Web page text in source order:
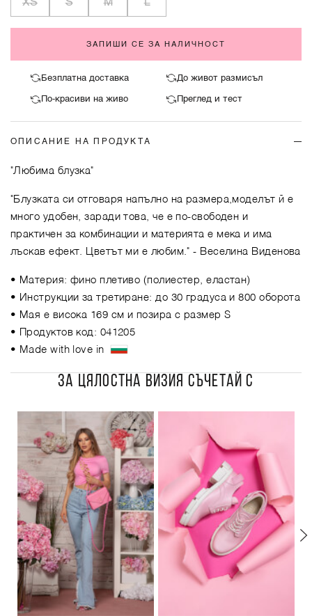
XS S M L
ЗАПИШИ СЕ ЗА НАЛИЧНОСТ
Безплатна доставка До живот размисъл
По-красиви на живо Преглед и тест
ОПИСАНИЕ НА ПРОДУКТА
"Любима блузка"
"Блузката си отговаря напълно на размера,моделът й е
много удобен, заради това, че е по-свободен и
практичен за комбинации и материята е мека и има
лъскав ефект. Цветът ми е любим." - Веселина Виденова
• Материя: фино плетиво (полиестер, еластан)
• Инструкции за третиране: до 30 градуса и 800 оборота
• Мая е висока 169 см и позира с размер S
• Продуктов код: 041205
• Made with love in
ЗА ЦЯЛОСТНА ВИЗИЯ СЪЧЕТАЙ С